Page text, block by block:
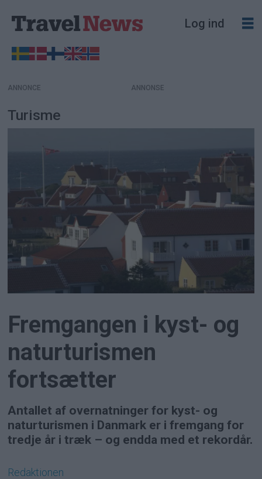
Log ind
ANNONCE
Turisme
Fremgangen i kyst- og
naturturismen
fortsætter
Antallet af overnatninger for kyst- og
naturturismen i Danmark er i fremgang for
tredje år i træk – og endda med et rekordår.
Redaktionen